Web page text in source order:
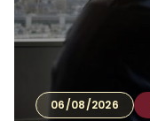
06/08/2026